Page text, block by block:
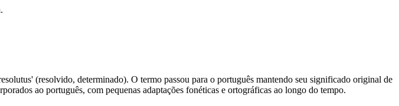
(resolvido, determinado). O termo passou para o português mantendo seu significado original de
ao português, com pequenas adaptações fonéticas e ortográficas ao longo do tempo.